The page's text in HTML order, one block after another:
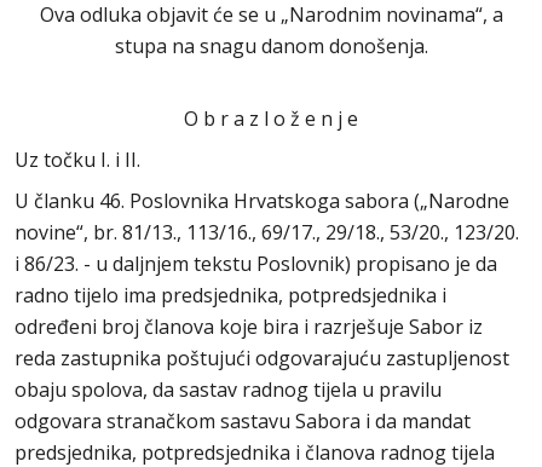
Ova odluka objavit će se u „Narodnim novinama“, a
stupa na snagu danom donošenja.
O b r a z l o ž e n j e
Uz točku I. i II.
U članku 46. Poslovnika Hrvatskoga sabora („Narodne
novine“, br. 81/13., 113/16., 69/17., 29/18., 53/20., 123/20.
i 86/23. - u daljnjem tekstu Poslovnik) propisano je da
radno tijelo ima predsjednika, potpredsjednika i
određeni broj članova koje bira i razrješuje Sabor iz
reda zastupnika poštujući odgovarajuću zastupljenost
obaju spolova, da sastav radnog tijela u pravilu
odgovara stranačkom sastavu Sabora i da mandat
predsjednika, potpredsjednika i članova radnog tijela